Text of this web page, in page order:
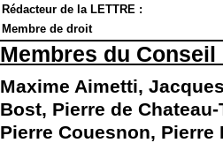
Rédacteur de la LETTRE :
Membre de droit
Membres du
Maxime Aimetti,
Bost, Pierre de
Pierre Couesnon,